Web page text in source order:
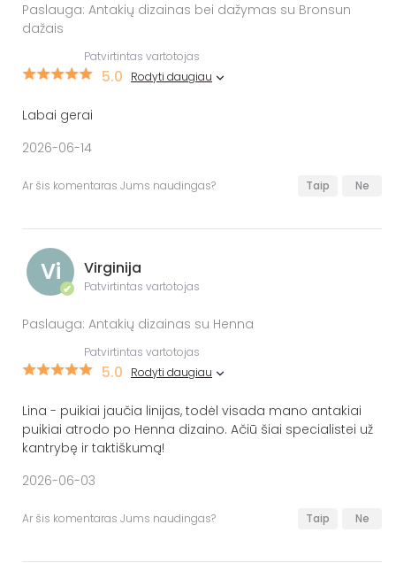
Paslauga: Antakių dizainas bei dažymas su Bronsun
dažais
Patvirtintas vartotojas
5.0 Rodyti daugiau
Labai gerai
2026-06-14
Ar šis komentaras Jums naudingas? Taip Ne
Vi
✔
Virginija
Patvirtintas vartotojas
Paslauga: Antakių dizainas su Henna
Patvirtintas vartotojas
5.0 Rodyti daugiau
Lina - puikiai jaučia linijas, todėl visada mano antakiai
puikiai atrodo po Henna dizaino. Ačiū šiai specialistei už
kantrybę ir taktiškumą!
2026-06-03
Ar šis komentaras Jums naudingas? Taip Ne